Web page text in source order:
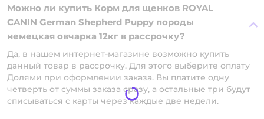
Можно ли купить Корм для щенков ROYAL
CANIN German Shepherd Puppy породы
немецкая овчарка 12кг в рассрочку?
Да, в нашем интернет-магазине возможно купить
данный товар в рассрочку. Для этого выберите оплату
Долями при оформлении заказа. Вы платите одну
четверть от суммы заказа сразу, а остальные три будут
списываться с карты через каждые две недели.